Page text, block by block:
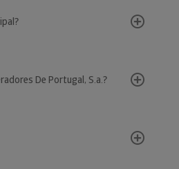
De Portugal, S.a.?